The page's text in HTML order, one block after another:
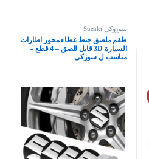
سوزوكى Suzuki
طقم ملصق جنط غطاء محور اطارات
السيارة 3D قابل للصق – 4 قطع –
مناسب ل سوزكى